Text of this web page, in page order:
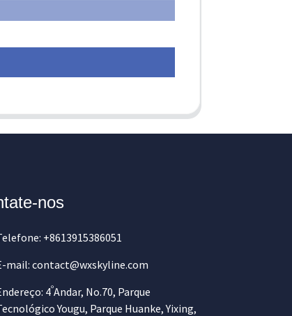
nos
+8613915386051
mail: contact@wxskyline.com
4ºAndar, No.70, Parque
Yougu, Parque Huanke, Yixing,